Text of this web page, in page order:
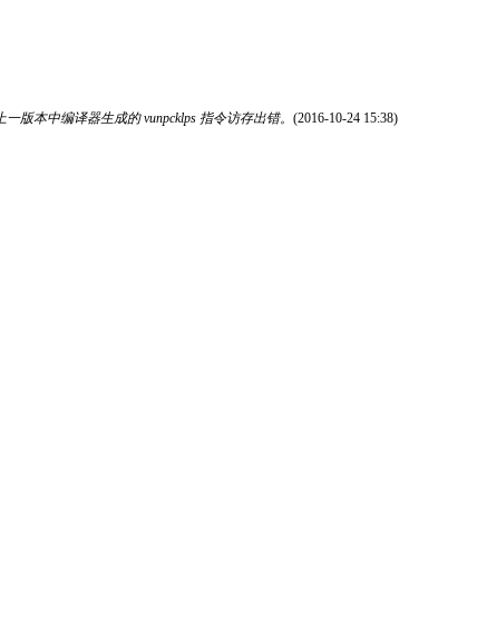
版本中编译器生成的 vunpcklps 指令访存出错。 (2016-10-24 15:38)